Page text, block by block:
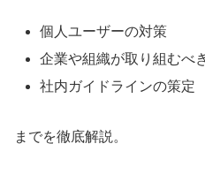
個人ユーザーの対策
企業や組織が取り組むべ
社内ガイドラインの策定
までを徹底解説。